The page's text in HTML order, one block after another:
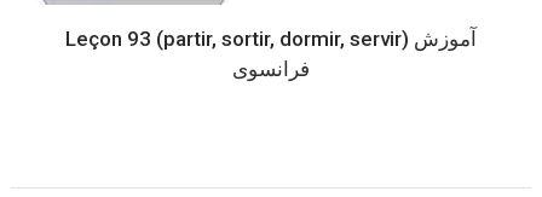
Leçon 93 (partir, sortir, dormir, servir) آموزش
فرانسوی